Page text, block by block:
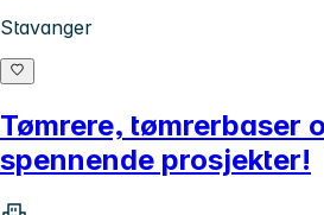
Stavanger
Tømrere, tømrerbaser
spennende prosjekter!